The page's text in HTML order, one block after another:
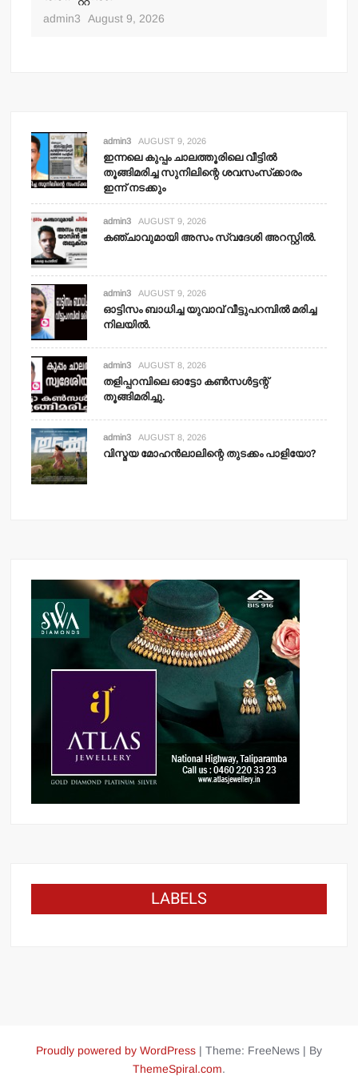
admin3 August 9, 2026
admin3 AUGUST 9, 2026
ഇന്നലെ കുപ്പം ചാലത്തൂരിലെ വീട്ടില്‍
തൂങ്ങിമരിച്ച സുനിലിന്റെ ശവസംസ്‌ക്കാരം
ഇന്ന് നടക്കും
admin3 AUGUST 9, 2026
കഞ്ചാവുമായി അസം സ്വദേശി അറസ്റ്റില്‍.
admin3 AUGUST 9, 2026
ഓട്ടിസം ബാധിച്ച യുവാവ് വീട്ടുപറമ്പില്‍ മരിച്ച
നിലയില്‍.
admin3 AUGUST 8, 2026
തളിപ്പറമ്പിലെ ഓട്ടോ കണ്‍സള്‍ട്ടന്റ്
തൂങ്ങിമരിച്ചു.
admin3 AUGUST 8, 2026
വിസ്മയ മോഹന്‍ലാലിന്റെ തുടക്കം പാളിയോ?
LABELS
Proudly powered by WordPress | Theme: FreeNews | By
ThemeSpiral.com.